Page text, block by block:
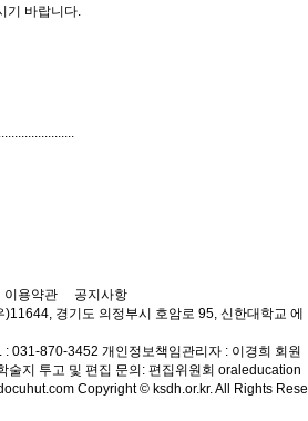
기 바랍니다.
이용약관
공지사항
)11644, 경기도 의정부시 호암로 95, 신한대학교 에
: 031-870-3452 개인정보책임관리자 : 이경희 회원
술지 투고 및 편집 문의: 편집위원회 oraleducation
Copyright © ksdh.or.kr. All Rights Rese